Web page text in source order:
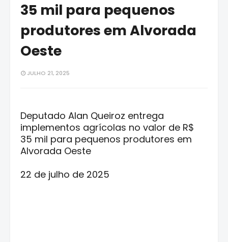
35 mil para pequenos
produtores em Alvorada
Oeste
JULHO 21, 2025
Deputado Alan Queiroz entrega
implementos agrícolas no valor de R$
35 mil para pequenos produtores em
Alvorada Oeste
22 de julho de 2025